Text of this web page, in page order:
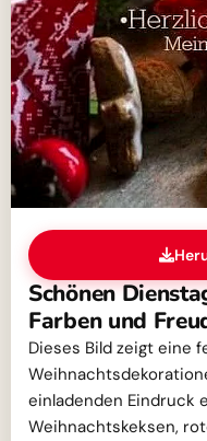
Schönen
Farben und
Dieses Bild zeigt eine
einladenden Eindruck
Weihnachtskeksen,